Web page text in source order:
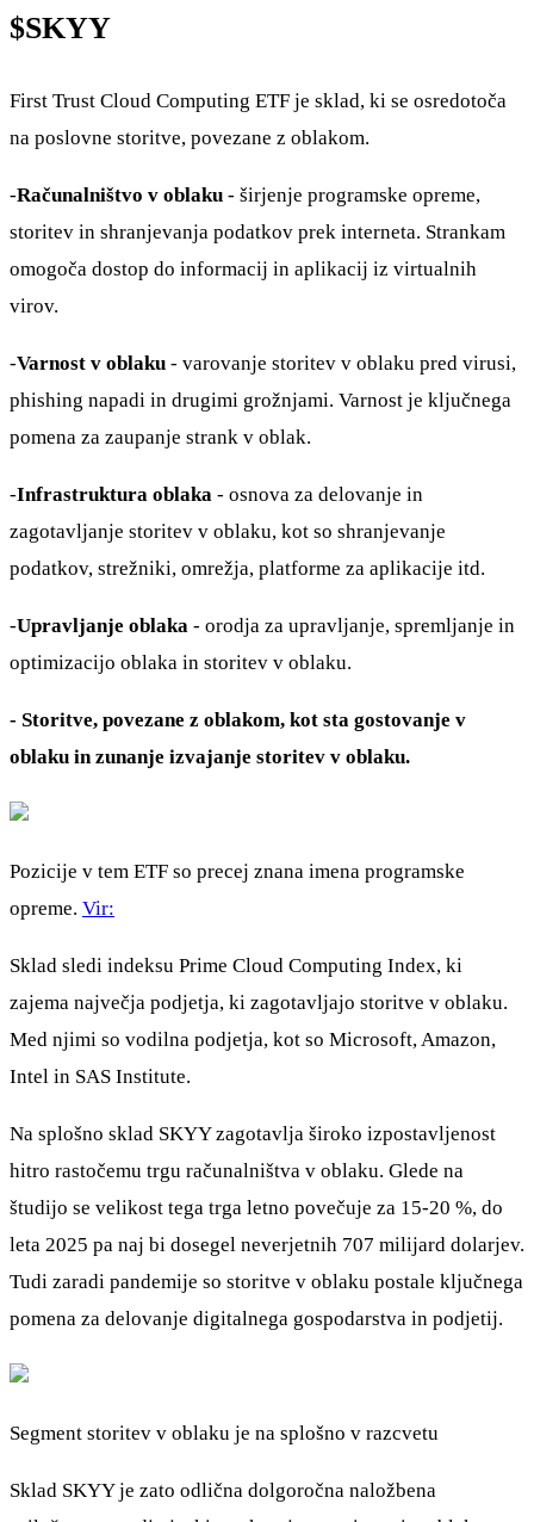
$SKYY
First Trust Cloud Computing ETF je sklad, ki se osredotoča
na poslovne storitve, povezane z oblakom.
-Računalništvo v oblaku - širjenje programske opreme,
storitev in shranjevanja podatkov prek interneta. Strankam
omogoča dostop do informacij in aplikacij iz virtualnih
virov.
-Varnost v oblaku - varovanje storitev v oblaku pred virusi,
phishing napadi in drugimi grožnjami. Varnost je ključnega
pomena za zaupanje strank v oblak.
-Infrastruktura oblaka - osnova za delovanje in
zagotavljanje storitev v oblaku, kot so shranjevanje
podatkov, strežniki, omrežja, platforme za aplikacije itd.
-Upravljanje oblaka - orodja za upravljanje, spremljanje in
optimizacijo oblaka in storitev v oblaku.
- Storitve, povezane z oblakom, kot sta gostovanje v
oblaku in zunanje izvajanje storitev v oblaku.
Pozicije v tem ETF so precej znana imena programske
opreme. Vir:
Sklad sledi indeksu Prime Cloud Computing Index, ki
zajema največja podjetja, ki zagotavljajo storitve v oblaku.
Med njimi so vodilna podjetja, kot so Microsoft, Amazon,
Intel in SAS Institute.
Na splošno sklad SKYY zagotavlja široko izpostavljenost
hitro rastočemu trgu računalništva v oblaku. Glede na
študijo se velikost tega trga letno povečuje za 15-20 %, do
leta 2025 pa naj bi dosegel neverjetnih 707 milijard dolarjev.
Tudi zaradi pandemije so storitve v oblaku postale ključnega
pomena za delovanje digitalnega gospodarstva in podjetij.
Segment storitev v oblaku je na splošno v razcvetu
Sklad SKYY je zato odlična dolgoročna naložbena